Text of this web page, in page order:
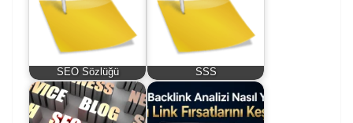
SEO Sözlüğü SSS